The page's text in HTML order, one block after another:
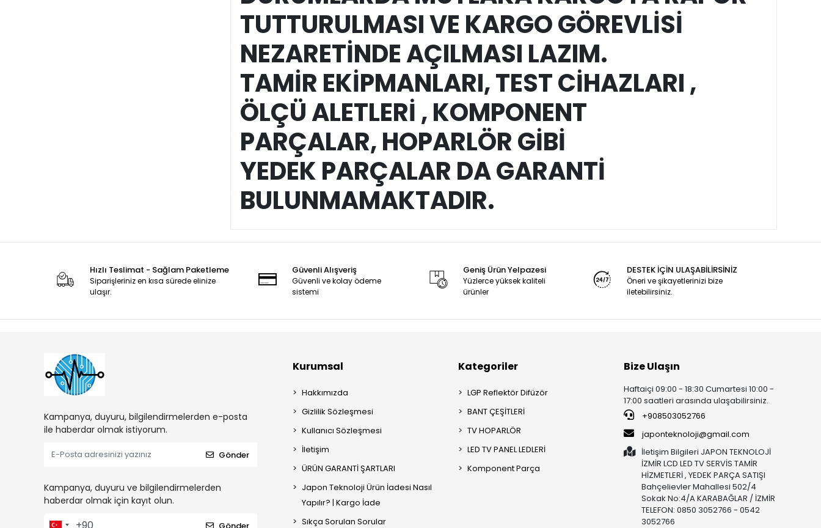
TUTTURULMASI VE KARGO GÖREVLİSİ
NEZARETİNDE AÇILMASI LAZIM.
TAMİR EKİPMANLARI, TEST CİHAZLARI ,
ÖLÇÜ ALETLERİ , KOMPONENT
PARÇALAR,HOPARLÖR GİBİ
YEDEK PARÇALAR DA GARANTİ
BULUNMAMAKTADIR.
Hızlı Teslimat - Sağlam Paketleme
Siparişleriniz en kısa sürede elinize
ulaşır.
Güvenli Alışveriş
Güvenli ve kolay ödeme
sistemi
Geniş Ürün Yelpazesi
Yüzlerce yüksek kaliteli
ürünler
DESTEK İÇİN ULAŞABİLİRSİNİZ
Öneri ve şikayetlerinizi bize
iletebilirsiniz.
Kampanya, duyuru, bilgilendirmelerden e-posta
ile haberdar olmak istiyorum.
Gönder
Kampanya, duyuru ve bilgilendirmelerden
haberdar olmak için kayıt olun.
Gönder
Kurumsal
Hakkımızda
Gizlilik Sözleşmesi
Kullanıcı Sözleşmesi
İletişim
ÜRÜN GARANTİ ŞARTLARI
Japon Teknoloji Ürün İadesi Nasıl
Yapılır? | Kargo İade
Sıkça Sorulan Sorular
Kategoriler
LGP Reflektör Difüzör
BANT ÇEŞİTLERİ
TV HOPARLÖR
LED TV PANEL LEDLERİ
Komponent Parça
Bize Ulaşın
Haftaiçi 09:00 - 18:30 Cumartesi 10:00 -
17:00 saatleri arasında ulaşabilirsiniz.
+908503052766
japonteknoloji@gmail.com
İletişim Bilgileri JAPON TEKNOLOJİ
İZMİR LCD LED TV SERVİS TAMİR
HİZMETLERİ , YEDEK PARÇA SATIŞI
Bahçelievler Mahallesi 502/4
Sokak No:4/A KARABAĞLAR / İZMİR
TELEFON: 0850 3052766 - 0542
3052766